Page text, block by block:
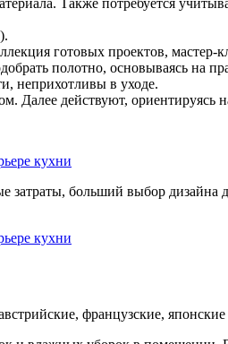
Также потребуется
готовых проектов, мастер-
полотно, основываясь на
неприхотливы в уходе.
Далее действуют,
больший выбор дизайна
французские,